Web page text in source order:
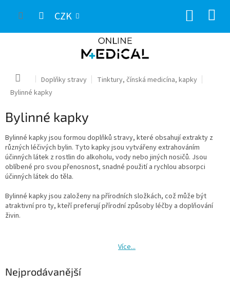
CZK
Domů Doplňky stravy
Tinktury, čínská medicína, kapky
Bylinné kapky
Bylinné kapky
Bylinné kapky jsou formou doplňků stravy, které obsahují extrakty z
různých léčivých bylin. Tyto kapky jsou vytvářeny extrahováním
účinných látek z rostlin do alkoholu, vody nebo jiných nosičů. Jsou
oblíbené pro svou přenosnost, snadné použití a rychlou absorpci
účinných látek do těla.
Bylinné kapky jsou založeny na přírodních složkách, což může být
atraktivní pro ty, kteří preferují přírodní způsoby léčby a doplňování
živin.
Více...
Nejprodávanější